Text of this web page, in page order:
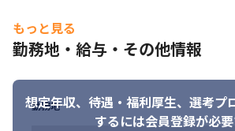
もっと見る
勤務地・給与・その他情報
想定年収、待遇・福利厚生、 選考プ
するには会員登録が必
勤務地